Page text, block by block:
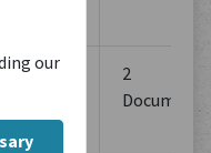
our
Stadt:
bis 1457
2
Documents